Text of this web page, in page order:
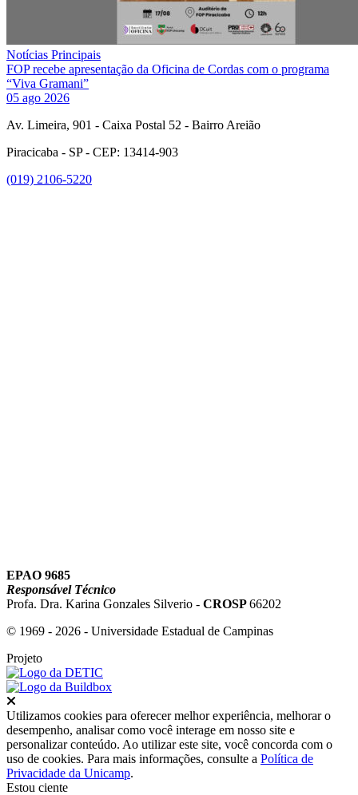
Notícias Principais
FOP recebe apresentação da Oficina de Cordas com o programa
“Viva Gramani”
05 ago 2026
Av. Limeira, 901 - Caixa Postal 52 - Bairro Areião
Piracicaba - SP - CEP: 13414-903
(019) 2106-5220
EPAO 9685
Responsável Técnico
Profa. Dra. Karina Gonzales Silverio - CROSP66202
© 1969 - 2026 - Universidade Estadual de Campinas
Projeto
Utilizamos cookies para oferecer melhor experiência, melhorar o
desempenho, analisar como você interage em nosso site e
personalizar conteúdo. Ao utilizar este site, você concorda com o
uso de cookies. Para mais informações, consulte a Política de
Privacidade da Unicamp.
Estou ciente